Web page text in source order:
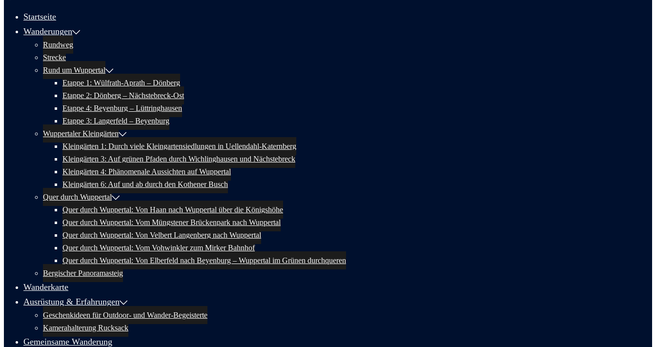
Startseite
Wanderungen
Rundweg
Strecke
Rund um Wuppertal
Etappe 1: Wülfrath-Aprath – Dönberg
Etappe 2: Dönberg – Nächstebreck-Ost
Etappe 4: Beyenburg – Lüttringhausen
Etappe 3: Langerfeld – Beyenburg
Wuppertaler Kleingärten
Kleingärten 1: Durch viele Kleingartensiedlungen in Uellendahl-Katernberg
Kleingärten 3: Auf grünen Pfaden durch Wichlinghausen und Nächstebreck
Kleingärten 4: Phänomenale Aussichten auf Wuppertal
Kleingärten 6: Auf und ab durch den Kothener Busch
Quer durch Wuppertal
Quer durch Wuppertal: Von Haan nach Wuppertal über die Königshöhe
Quer durch Wuppertal: Vom Müngstener Brückenpark nach Wuppertal
Quer durch Wuppertal: Von Velbert Langenberg nach Wuppertal
Quer durch Wuppertal: Vom Vohwinkler zum Mirker Bahnhof
Quer durch Wuppertal: Von Elberfeld nach Beyenburg – Wuppertal im Grünen durchqueren
Bergischer Panoramasteig
Wanderkarte
Ausrüstung & Erfahrungen
Geschenkideen für Outdoor- und Wander-Begeisterte
Kamerahalterung Rucksack
Gemeinsame Wanderung